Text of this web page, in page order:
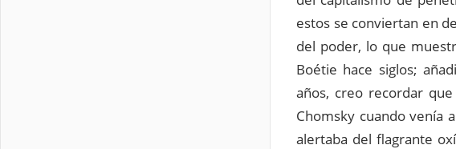
estos se conviertan en
del poder, lo que
Boétie hace siglos;
años, creo recordar
Chomsky cuando venía
alertaba del flagrante